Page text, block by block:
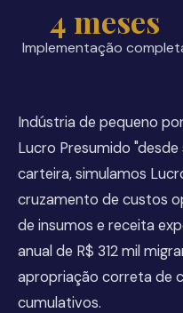
4 meses
Implementação
Indústria de pequeno
Lucro Presumido
carteira, simulamos
cruzamento de custos
de insumos e receita
anual de R$ 312 mil
apropriação correta de
cumulativos.